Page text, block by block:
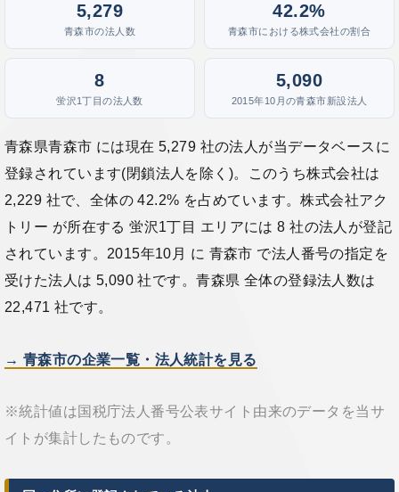
5,279
青森市の法人数
42.2%
青森市における株式会社の割合
8
蛍沢1丁目の法人数
5,090
2015年10月の青森市新設法人
青森県青森市 には現在 5,279 社の法人が当データベースに
登録されています(閉鎖法人を除く)。このうち株式会社は
2,229 社で、全体の 42.2% を占めています。株式会社アク
トリー が所在する 蛍沢1丁目 エリアには 8 社の法人が登記
されています。2015年10月 に 青森市 で法人番号の指定を
受けた法人は 5,090 社です。青森県 全体の登録法人数は
22,471 社です。
→ 青森市の企業一覧・法人統計を見る
※統計値は国税庁法人番号公表サイト由来のデータを当サ
イトが集計したものです。